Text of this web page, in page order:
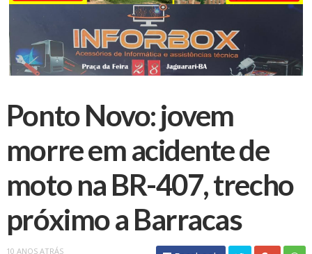
Ponto Novo: jovem
morre em acidente de
moto na BR-407, trecho
próximo a Barracas
10 ANOS ATRÁS